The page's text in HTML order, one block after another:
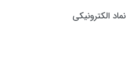
نماد الکترونیکی